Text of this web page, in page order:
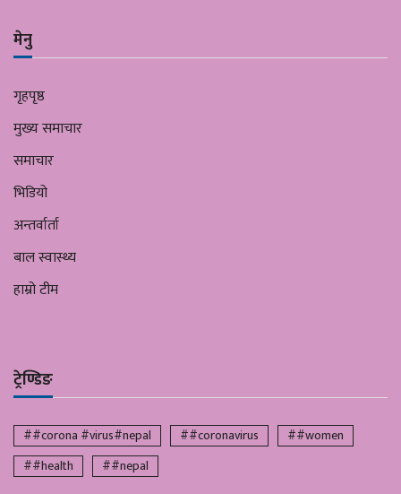
मेनु
गृहपृष्ठ
मुख्य समाचार
समाचार
भिडियो
अन्तर्वार्ता
बाल स्वास्थ्य
हाम्रो टीम
ट्रेण्डिङ
##corona #virus#nepal ##coronavirus
##women
##health
##nepal